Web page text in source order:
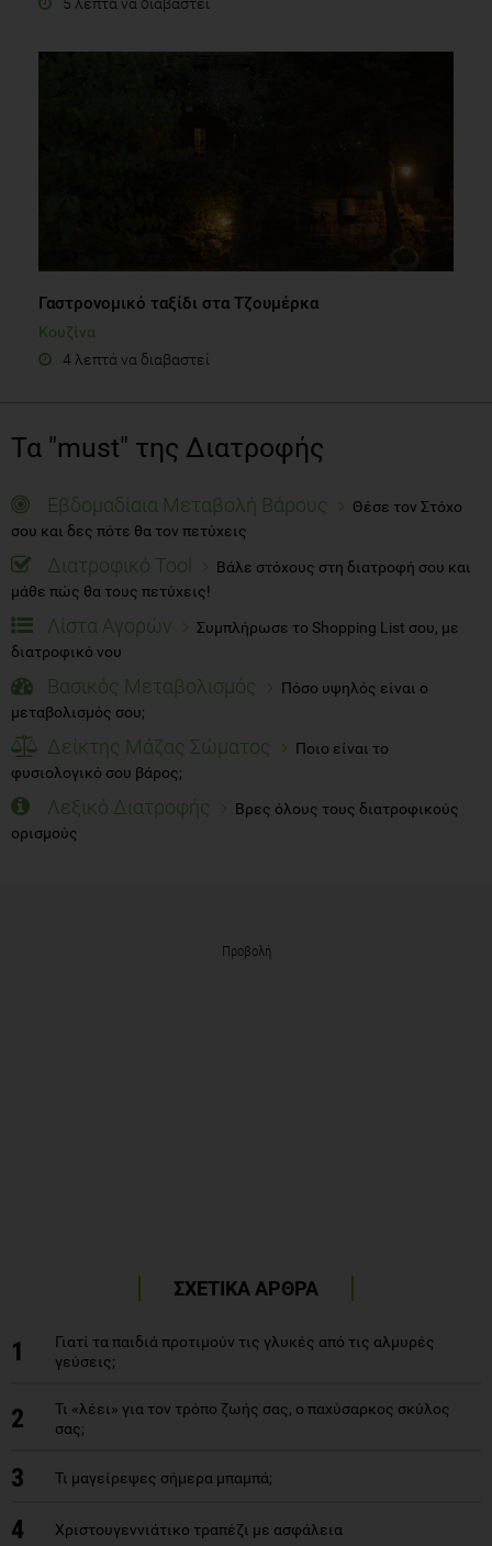
Γαστρονομικό ταξίδι στα Τζουμέρκα
Κουζίνα
4 λεπτά να διαβαστεί
Τα "must" της Διατροφής
Εβδομαδίαια Μεταβολή Βάρους
Θέσε τον Στόχο
σου και δες πότε θα τον πετύχεις
Διατροφικό Tool
Βάλε στόχους στη διατροφή σου και
μάθε πώς θα τους πετύχεις!
Λίστα Αγορών
Συμπλήρωσε το Shopping List σου, με
διατροφικό νου
Βασικός Μεταβολισμός
Πόσο υψηλός είναι ο
μεταβολισμός σου;
Δείκτης Μάζας Σώματος
Ποιο είναι το
φυσιολογικό σου βάρος;
Λεξικό Διατροφής
Βρες όλους τους διατροφικούς
ορισμούς
Προβολή
ΣΧΕΤΙΚΑ ΑΡΘΡΑ
1
Γιατί τα παιδιά προτιμούν τις γλυκές από τις αλμυρές
γεύσεις;
2
Τι «λέει» για τον τρόπο ζωής σας, ο παχύσαρκος σκύλος
σας;
3 Τι μαγείρεψες σήμερα μπαμπά;
4 Χριστουγεννιάτικο τραπέζι με ασφάλεια